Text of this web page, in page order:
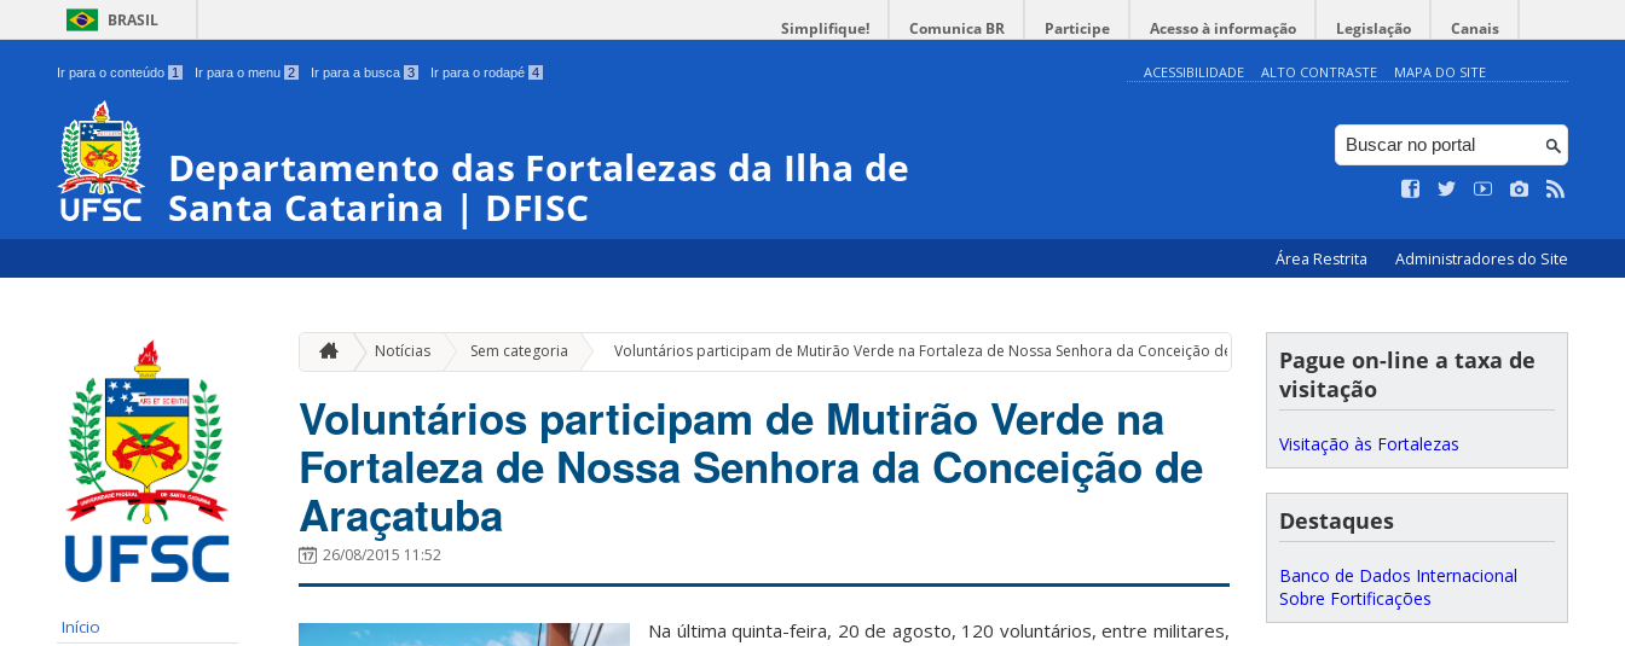
BRASIL Simplifique! Comunica BR Participe Acesso à informação Legislação Canais
Ir para o conteúdo 1 Ir para o menu 2 Ir para a busca 3 Ir para o rodapé 4 ACESSIBILIDADE ALTO CONTRASTE MAPA DO SITE
Departamento das Fortalezas da Ilha de
Santa Catarina | DFISC
Área Restrita Administradores do Site
Início
Notícias Sem categoria » Voluntários participam de Mutirão Verde na Fortaleza de Nossa Senhora da Conceição de Araçatuba
Voluntários participam de Mutirão Verde na
Fortaleza de Nossa Senhora da Conceição de
Araçatuba
26/08/2015 11:52
Na última quinta-feira, 20 de agosto, 120 voluntários, entre militares,
Pague on-line a taxa de
visitação
Visitação às Fortalezas
Destaques
Banco de Dados Internacional
Sobre Fortificações